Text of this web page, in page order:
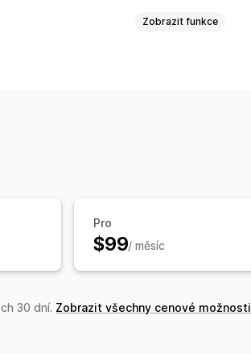
Zobrazit funkce
Průzkumy
Pro
$99/ měsíc
30 dní. Zobrazit všechny cenové možnosti